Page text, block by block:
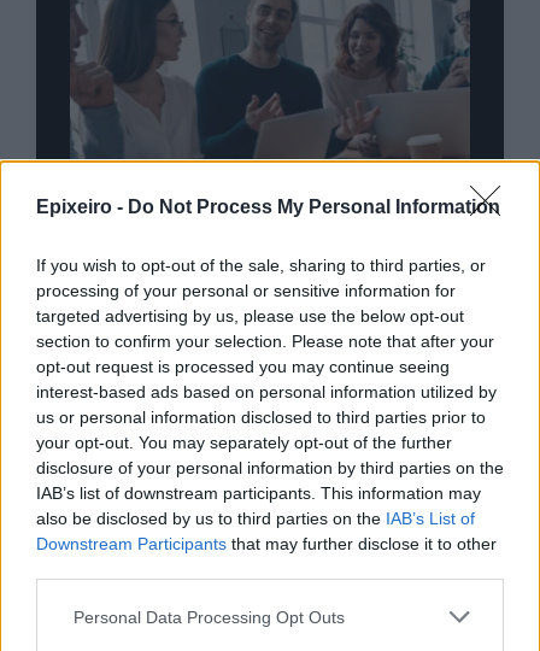
Epixeiro - Do Not Process My Personal Information
If you wish to opt-out of the sale, sharing to third parties, or
processing of your personal or sensitive information for
targeted advertising by us, please use the below opt-out
section to confirm your selection. Please note that after your
opt-out request is processed you may continue seeing
interest-based ads based on personal information utilized by
us or personal information disclosed to third parties prior to
your opt-out. You may separately opt-out of the further
disclosure of your personal information by third parties on the
IAB’s list of downstream participants. This information may
also be disclosed by us to third parties on the IAB’s List of
Downstream Participants that may further disclose it to other
Personal Data Processing Opt Outs
TP Greece: Πώς διαμορφώνεται το
μέλλον του Insurance στην εποχή του AI
σου
Advertorial
Περισσότερα από το